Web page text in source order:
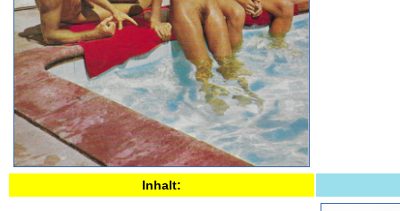
Inhalt: